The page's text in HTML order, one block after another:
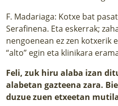
F. Madariaga: Kotxe bat
Serafinena. Eta eskerrak;
nengoenean ez zen kotxerik
“alto” egin eta klinikara
Feli, zuk hiru alaba izan
alabetan gazteena zara.
duzue zuen etxeetan